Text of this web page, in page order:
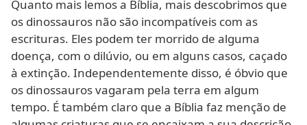
Quanto mais lemos a Bíblia, mais descobrimos que
os dinossauros não são incompatíveis com as
escrituras. Eles podem ter morrido de alguma
doença, com o dilúvio, ou em alguns casos, caçado
à extinção. Independentemente disso, é óbvio que
os dinossauros vagaram pela terra em algum
tempo. É também claro que a Bíblia faz menção de